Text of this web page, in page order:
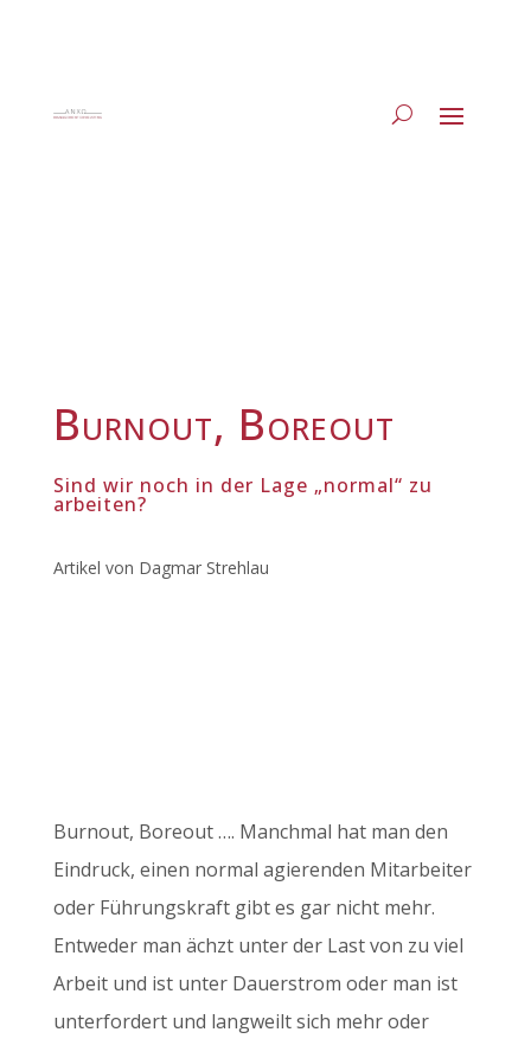
Burnout, Boreout
Sind wir noch in der Lage „normal“ zu
arbeiten?
Artikel von Dagmar Strehlau
Burnout, Boreout …. Manchmal hat man den
Eindruck, einen normal agierenden Mitarbeiter
oder Führungskraft gibt es gar nicht mehr.
Entweder man ächzt unter der Last von zu viel
Arbeit und ist unter Dauerstrom oder man ist
unterfordert und langweilt sich mehr oder